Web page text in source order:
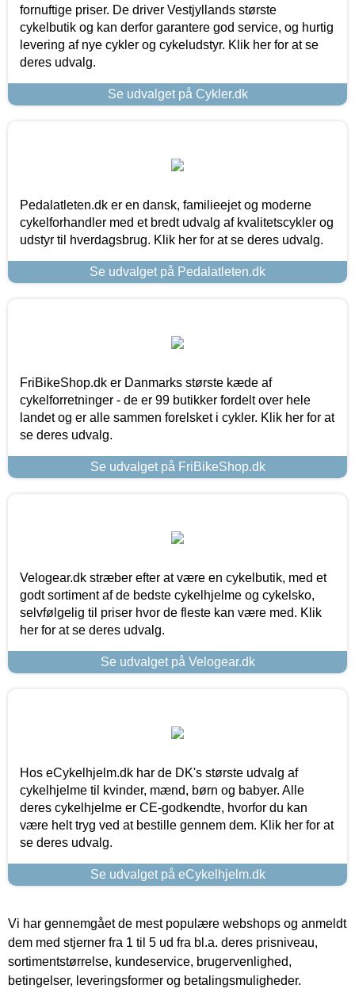
fornuftige priser. De driver Vestjyllands største
cykelbutik og kan derfor garantere god service, og hurtig
levering af nye cykler og cykeludstyr. Klik her for at se
deres udvalg.
Se udvalget på Cykler.dk
Pedalatleten.dk er en dansk, familieejet og moderne
cykelforhandler med et bredt udvalg af kvalitetscykler og
udstyr til hverdagsbrug. Klik her for at se deres udvalg.
Se udvalget på Pedalatleten.dk
FriBikeShop.dk er Danmarks største kæde af
cykelforretninger - de er 99 butikker fordelt over hele
landet og er alle sammen forelsket i cykler. Klik her for at
se deres udvalg.
Se udvalget på FriBikeShop.dk
Velogear.dk stræber efter at være en cykelbutik, med et
godt sortiment af de bedste cykelhjelme og cykelsko,
selvfølgelig til priser hvor de fleste kan være med. Klik
her for at se deres udvalg.
Se udvalget på Velogear.dk
Hos eCykelhjelm.dk har de DK's største udvalg af
cykelhjelme til kvinder, mænd, børn og babyer. Alle
deres cykelhjelme er CE-godkendte, hvorfor du kan
være helt tryg ved at bestille gennem dem. Klik her for at
se deres udvalg.
Se udvalget på eCykelhjelm.dk
Vi har gennemgået de mest populære webshops og anmeldt
dem med stjerner fra 1 til 5 ud fra bl.a. deres prisniveau,
sortimentstørrelse, kundeservice, brugervenlighed,
betingelser, leveringsformer og betalingsmuligheder.